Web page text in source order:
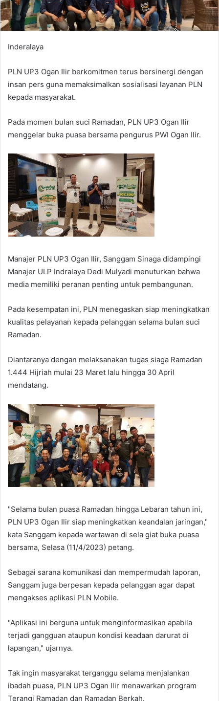
Inderalaya
PLN UP3 Ogan Ilir berkomitmen terus bersinergi dengan
insan pers guna memaksimalkan sosialisasi layanan PLN
kepada masyarakat.
Pada momen bulan suci Ramadan, PLN UP3 Ogan Ilir
menggelar buka puasa bersama pengurus PWI Ogan Ilir.
Manajer PLN UP3 Ogan Ilir, Sanggam Sinaga didampingi
Manajer ULP Indralaya Dedi Mulyadi menuturkan bahwa
media memiliki peranan penting untuk pembangunan.
Pada kesempatan ini, PLN menegaskan siap meningkatkan
kualitas pelayanan kepada pelanggan selama bulan suci
Ramadan.
Diantaranya dengan melaksanakan tugas siaga Ramadan
1.444 Hijriah mulai 23 Maret lalu hingga 30 April
mendatang.
"Selama bulan puasa Ramadan hingga Lebaran tahun ini,
PLN UP3 Ogan Ilir siap meningkatkan keandalan jaringan,"
kata Sanggam kepada wartawan di sela giat buka puasa
bersama, Selasa (11/4/2023) petang.
Sebagai sarana komunikasi dan mempermudah laporan,
Sanggam juga berpesan kepada pelanggan agar dapat
mengakses aplikasi PLN Mobile.
"Aplikasi ini berguna untuk menginformasikan apabila
terjadi gangguan ataupun kondisi keadaan darurat di
lapangan," ujarnya.
Tak ingin masyarakat terganggu selama menjalankan
ibadah puasa, PLN UP3 Ogan Ilir menawarkan program
Terangi Ramadan dan Ramadan Berkah.